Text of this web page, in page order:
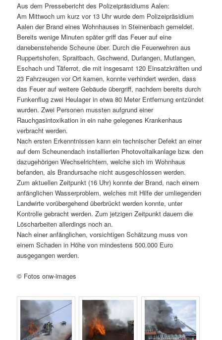
Aus dem Pressebericht des Polizeipräsidiums Aalen:
Am Mittwoch um kurz vor 13 Uhr wurde dem Polizeipräsidium
Aalen der Brand eines Wohnhauses in Steinenbach gemeldet.
Bereits wenige Minuten später griff das Feuer auf eine
danebenstehende Scheune über. Durch die Feuerwehren aus
Ruppertshofen, Spraitbach, Gschwend, Durlangen, Mutlangen,
Eschach und Täferrot, die mit insgesamt 120 Einsatzkräften und
23 Fahrzeugen vor Ort kamen, konnte verhindert werden, dass
das Feuer auf weitere Gebäude übergriff, nachdem bereits durch
Funkenflug zwei Heulager in etwa 80 Meter Entfernung entzündet
wurden. Zwei Personen mussten aufgrund einer
Rauchgasintoxikation in ein nahe gelegenes Krankenhaus
verbracht werden.
Nach ersten Erkenntnissen kann ein technischer Defekt an einer
auf dem Scheunendach installierten Photovoltaikanlage bzw. den
dazugehörigen Wechselrichtern, welche sich im Wohnhaus
befanden, als Brandursache nicht ausgeschlossen werden.
Zum aktuellen Zeitpunkt (16 Uhr) konnte der Brand, nach einem
anfänglichen Wasserproblem, welches mit Hilfe der umliegenden
Landwirte vorübergehend überbrückt werden konnte, unter
Kontrolle gebracht werden. Zum jetzigen Zeitpunkt dauern die
Löscharbeiten allerdings noch an.
Nach einer anfänglichen, vorsichtigen Schätzung muss von
einem Schaden in Höhe von mindestens 500.000 Euro
ausgegangen werden.
© Fotos onw-images